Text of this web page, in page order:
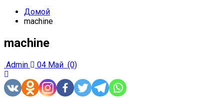
Домой
machine
machine
Admin 04 Май (0)